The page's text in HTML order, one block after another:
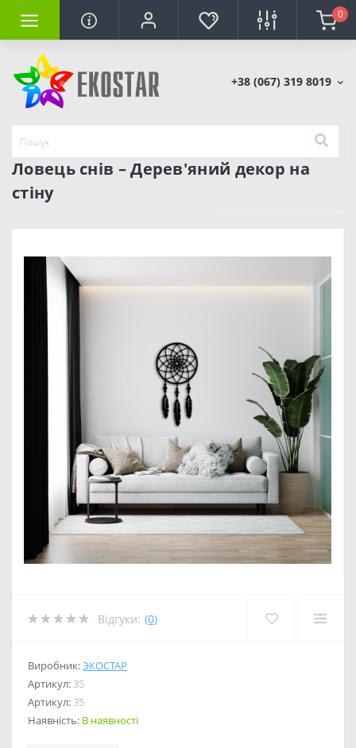
0
+38 (067) 319 8019
Ловець снів – Дерев'яний декор на
стіну
Відгуки: (0)
Виробник:ЭКОСТАР
Артикул: 35
Артикул: 35
Наявність: В наявності